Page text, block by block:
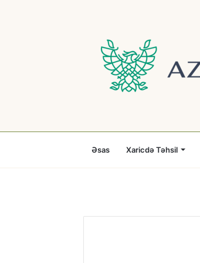
Əsas Xaricdə Təhsil